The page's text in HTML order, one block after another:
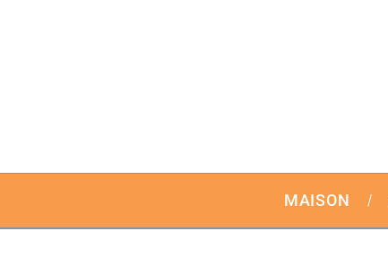
MAISON